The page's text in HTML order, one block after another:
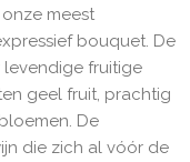
meest
bouquet. De
fruitige
geel fruit, prachtig
De
die zich al vóór de